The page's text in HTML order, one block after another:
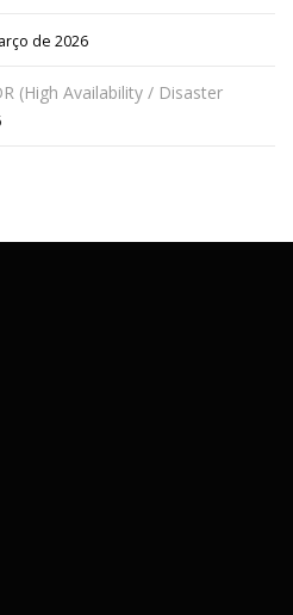
de 2026
(High Availability / Disaster